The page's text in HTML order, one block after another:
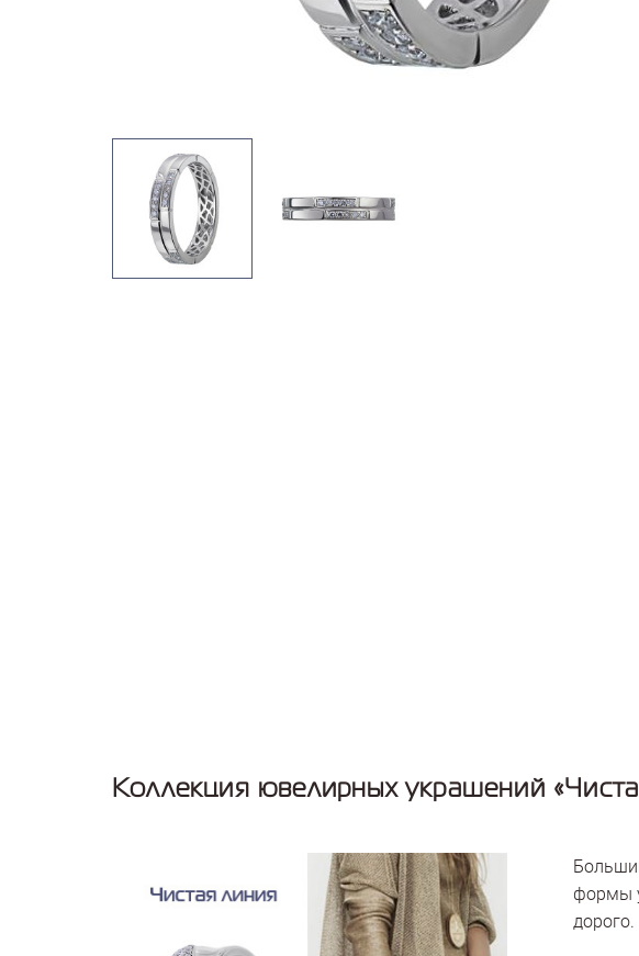
Коллекция ювелирных украшений
формы
дорого.